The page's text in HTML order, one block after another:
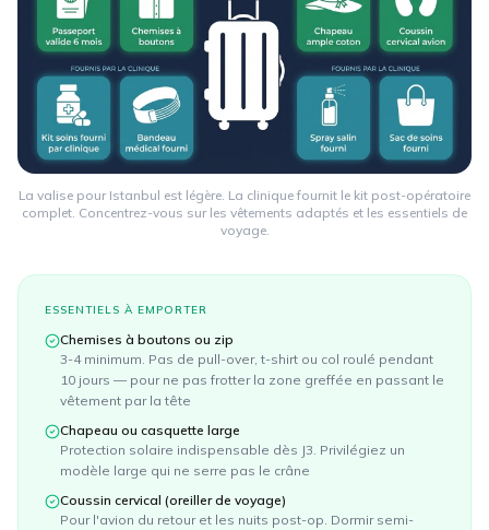
La valise pour Istanbul est légère. La clinique fournit le kit post-opératoire
complet. Concentrez-vous sur les vêtements adaptés et les essentiels de
voyage.
ESSENTIELS À EMPORTER
Chemises à boutons ou zip
3-4 minimum. Pas de pull-over, t-shirt ou col roulé pendant
10 jours — pour ne pas frotter la zone greffée en passant le
vêtement par la tête
Chapeau ou casquette large
Protection solaire indispensable dès J3. Privilégiez un
modèle large qui ne serre pas le crâne
Coussin cervical (oreiller de voyage)
Pour l'avion du retour et les nuits post-op. Dormir semi-